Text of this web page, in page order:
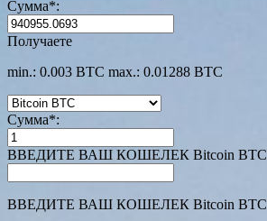
Сумма*:
Получаете
min.: 0.003 BTC max.: 0.01288 BTC
Сумма*:
ВВЕДИТЕ ВАШ КОШЕЛЕК Bitcoin BTC
ВВЕДИТЕ ВАШ КОШЕЛЕК Bitcoin BTC